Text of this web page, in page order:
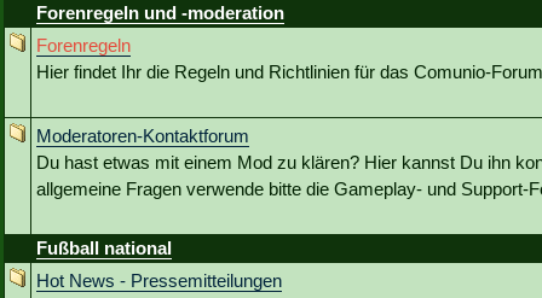
Forenregeln und -moderation
Forenregeln
Hier findet Ihr die Regeln und Richtlinien für das Comunio-
Moderatoren-Kontaktforum
Du hast etwas mit einem Mod zu klären? Hier kannst Du ihn
allgemeine Fragen verwende bitte die Gameplay- und Support-
Fußball national
Hot News - Pressemitteilungen